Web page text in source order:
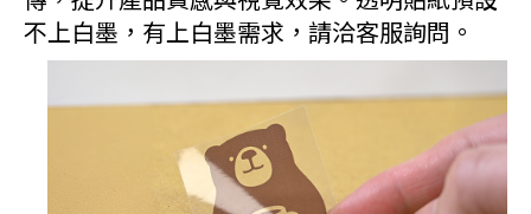
不上白墨，有上白墨需求，請洽客服詢問。